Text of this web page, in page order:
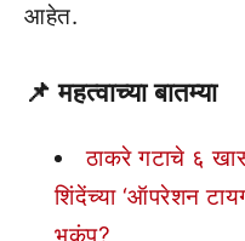
आहेत.
📌महत्वाच्या बातम्या
ठाकरे गटाचे ६
शिंदेंच्या ‘ऑपरेशन